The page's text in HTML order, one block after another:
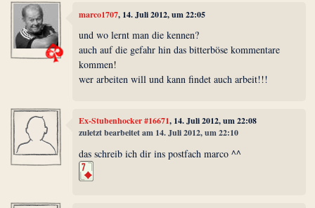
marco1707, 14. Juli 2012, um 22:05
und wo lernt man die kennen?
auch auf die gefahr hin das bitterböse kommentare
kommen!
wer arbeiten will und kann findet auch arbeit!!!
Ex-Stubenhocker #16671, 14. Juli 2012, um 22:08
zuletzt bearbeitet am 14. Juli 2012, um 22:10
das schreib ich dir ins postfach marco ^^